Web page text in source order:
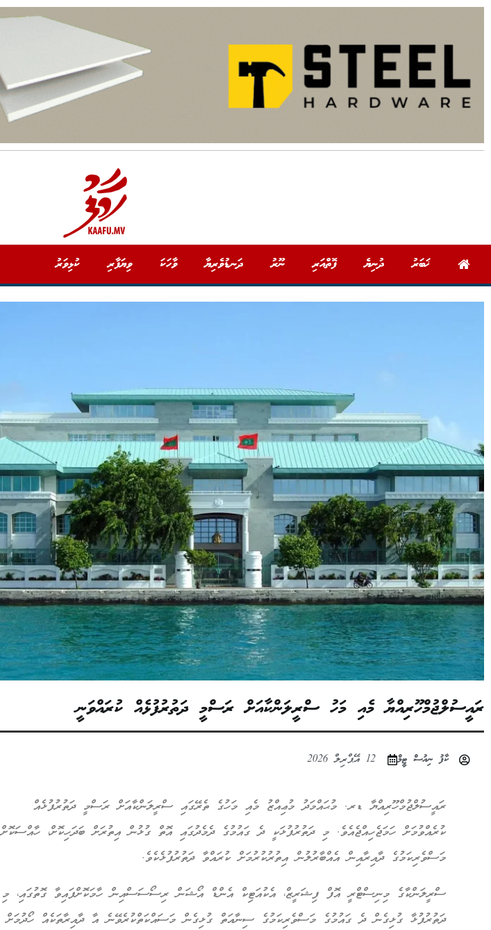
ޚަބަރު ދުނިޔެ ފޮތްއަރި ނޫރު ދަނޑުވެރިޔާ ވާހަކަ ވިޔަފާރި ކުޅިވަރު
ރައީސުލްޖުމްހޫރިއްޔާ މެއި މަހު ސްރީލަންކާއަށް ރަސްމީ ދަތުރުފުޅެއް ކުރައްވަނީ
ކާފު ނިއުސް ޓީމް 12 އޭޕްރިލް 2026
ރައީސުލްޖުމްހޫރިއްޔާ ޑރ. މުޙައްމަދު މުޢިއްޒު މެއި މަހުގެ ތެރޭގައި ސްރީލަންކާއަށް ރަސްމީ ދަތުރުފުޅެއް
ކުރެއްވުމަށް ހަމަޖެހިއްޖެއެވެ. މި ދަތުރުފުޅަކީ ދެ ގައުމުގެ ދެމެދުގައި އޮތް ގުޅުން އިތުރަށް ބަދަހިކޮށް، ހާއްސަކޮށް
މަސްވެރިކަމުގެ ދާއިރާއިން އެއްބާރުލުން އިތުރުކުރުމަށް ކުރައްވާ ދަތުރުފުޅެކެވެ.
ސްރީލަންކާގެ މިނިސްޓްރީ އޮފް ފިޝަރީޒް، އެކުއަޓިކް އެންޑް އޯޝަން ރިސޯސަސްއިން ހާމަކޮށްފައިވާ ގޮތުގައި، މި
ދަތުރުފުޅާ ގުޅިގެން ދެ ގައުމުގެ މަސްވެރިކަމުގެ ސިނާއަތް ގުޅިގެން މަސައްކަތްކުރެވޭނެ އާ ދާއިރާތަކެއް ހޯދުމަށް